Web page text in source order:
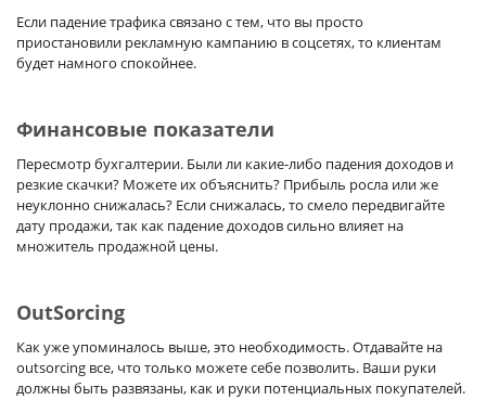
Если падение трафика связано с тем, что вы просто
приостановили рекламную кампанию в соцсетях, то клиентам
будет намного спокойнее.
Финансовые показатели
Пересмотр бухгалтерии. Были ли какие-либо падения доходов и
резкие скачки? Можете их объяснить? Прибыль росла или же
неуклонно снижалась? Если снижалась, то смело передвигайте
дату продажи, так как падение доходов сильно влияет на
множитель продажной цены.
OutSorcing
Как уже упоминалось выше, это необходимость. Отдавайте на
outsorcing все, что только можете себе позволить. Ваши руки
должны быть развязаны, как и руки потенциальных покупателей.